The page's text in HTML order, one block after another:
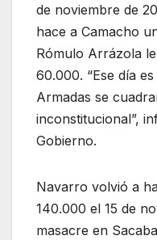
de noviembre de
hace a Camacho
Rómulo Arrázola
60.000. “Ese día
Armadas se
inconstitucional”,
Gobierno.
Navarro volvió a
140.000 el 15 de
masacre en